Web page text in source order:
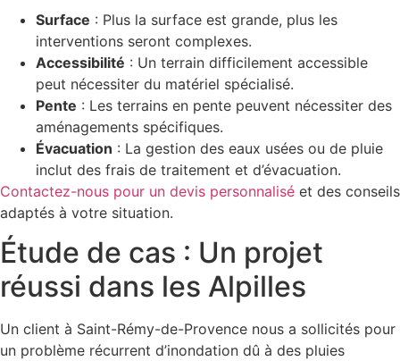
Surface : Plus la surface est grande, plus les
interventions seront complexes.
Accessibilité : Un terrain difficilement accessible
peut nécessiter du matériel spécialisé.
Pente : Les terrains en pente peuvent nécessiter des
aménagements spécifiques.
Évacuation : La gestion des eaux usées ou de pluie
inclut des frais de traitement et d’évacuation.
Contactez-nous pour un devis personnalisé et des conseils
adaptés à votre situation.
Étude de cas : Un projet
réussi dans les Alpilles
Un client à Saint-Rémy-de-Provence nous a sollicités pour
un problème récurrent d’inondation dû à des pluies